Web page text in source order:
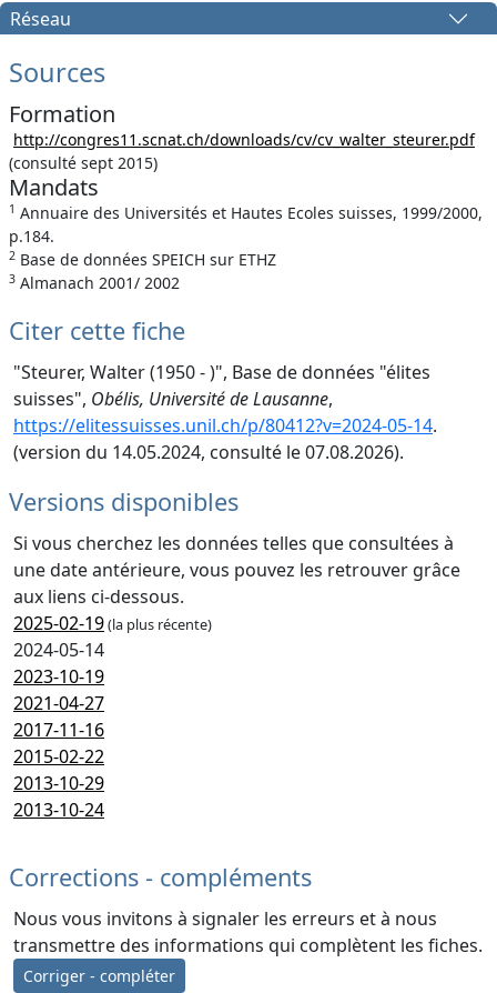
Réseau
Sources
Formation
http://congres11.scnat.ch/downloads/cv/cv_walter_steurer.pdf
(consulté sept 2015)
Mandats
1 Annuaire des Universités et Hautes Ecoles suisses, 1999/2000,
p.184.
2 Base de données SPEICH sur ETHZ
3 Almanach 2001/ 2002
Citer cette fiche
"Steurer, Walter (1950 - )", Base de données "élites
suisses", Obélis, Université de Lausanne,
https://elitessuisses.unil.ch/p/80412?v=2024-05-14.
(version du 14.05.2024, consulté le 07.08.2026).
Versions disponibles
Si vous cherchez les données telles que consultées à
une date antérieure, vous pouvez les retrouver grâce
aux liens ci-dessous.
2025-02-19(la plus récente)
2024-05-14
2023-10-19
2021-04-27
2017-11-16
2015-02-22
2013-10-29
2013-10-24
Corrections - compléments
Nous vous invitons à signaler les erreurs et à nous
transmettre des informations qui complètent les fiches.
Corriger - compléter